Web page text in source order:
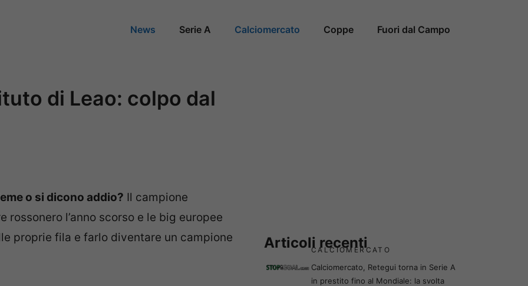
News Serie A Calciomercato Coppe Fuori dal Campo
di Leao: colpo dal
o si dicono addio? Il campione
l’anno scorso e le big europee
proprie fila e farlo diventare un campione
Articoli recenti
CALCIOMERCATO
Calciomercato, Retegui torna in Serie A
in prestito fino al Mondiale: la svolta